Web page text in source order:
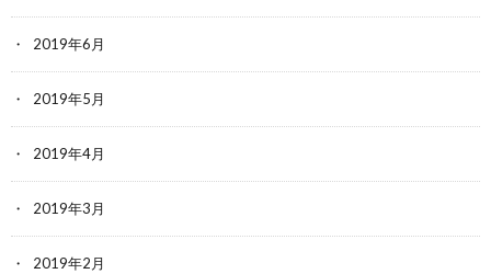
2019年6月
2019年5月
2019年4月
2019年3月
2019年2月